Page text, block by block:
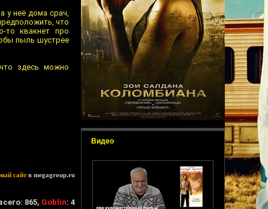
Видео
у неё дома срач,
что
то квакнет про
пыль шустрее
здесь можно
сайтв megagroup.ru
865, Goblin: 4